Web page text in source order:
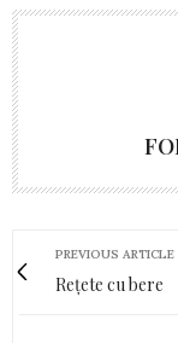
PREVIOUS ARTICLE
Rețete cu bere